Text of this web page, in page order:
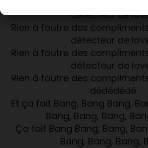
détecteur de
Rien à foutre des
détecteur de
Rien à foutre des
détecteur de
Rien à foutre des
dédédédé
Et ça fait Bang, Bang Bang,
Bang, Bang, Bang,
Ça fait Bang Bang, Bang,
Bang, Bang, Bang,